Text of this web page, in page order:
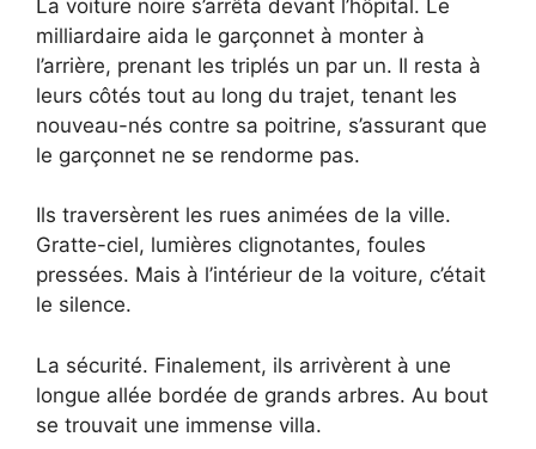
La voiture noire s’arrêta devant l’hôpital. Le
milliardaire aida le garçonnet à monter à
l’arrière, prenant les triplés un par un. Il resta à
leurs côtés tout au long du trajet, tenant les
nouveau-nés contre sa poitrine, s’assurant que
le garçonnet ne se rendorme pas.
Ils traversèrent les rues animées de la ville.
Gratte-ciel, lumières clignotantes, foules
pressées. Mais à l’intérieur de la voiture, c’était
le silence.
La sécurité. Finalement, ils arrivèrent à une
longue allée bordée de grands arbres. Au bout
se trouvait une immense villa.